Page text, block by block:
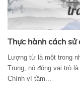
Thực hành cách
Lượng từ là một trong
Trung, nó đóng vai trò
Chính vì tầm...